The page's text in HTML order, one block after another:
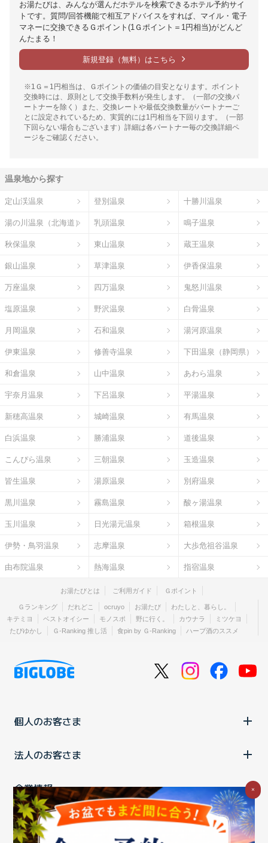
お湯たびは、みんなが選んだホテルを検索できるホテル予約サイ
トです。質問/回答機能で相互アドバイスをすれば、マイル・電子
マネーに交換できるＧポイント(1Ｇポイント＝1円相当)がどんど
んたまる！
新規登録（無料）はこちら
※1Ｇ＝1円相当は、Ｇポイントの価値の目安となります。ポイント
交換時には、原則として交換手数料が発生します。（一部の交換パ
ートナーを除く）また、交換レートや最低交換数量がパートナーご
とに設定されているため、実質的には1円相当を下回ります。（一部
下回らない場合もございます）詳細は各パートナー毎の交換詳細ペ
ージをご確認ください。
温泉地から探す
定山渓温泉 登別温泉 十勝川温泉
湯の川温泉（北海道） 乳頭温泉 鳴子温泉
秋保温泉 東山温泉 蔵王温泉
銀山温泉 草津温泉 伊香保温泉
万座温泉 四万温泉 鬼怒川温泉
塩原温泉 野沢温泉 白骨温泉
月岡温泉 石和温泉 湯河原温泉
伊東温泉 修善寺温泉 下田温泉（静岡県）
和倉温泉 山中温泉 あわら温泉
宇奈月温泉 下呂温泉 平湯温泉
新穂高温泉 城崎温泉 有馬温泉
白浜温泉 勝浦温泉 道後温泉
こんぴら温泉 三朝温泉 玉造温泉
皆生温泉 湯原温泉 別府温泉
黒川温泉 霧島温泉 酸ヶ湯温泉
玉川温泉 日光湯元温泉 箱根温泉
伊勢・鳥羽温泉 志摩温泉 大歩危祖谷温泉
由布院温泉 熱海温泉 指宿温泉
お湯たびとは ご利用ガイド Ｇポイント
Ｇランキング だれどこ ocruyo お湯たび
わたしと、暮らし。
キテミヨ
ベストオイシー モノスポ 野に行く。 カウナラ
ミツケヨ
たびゆかし
Ｇ-Ranking 推し活 食pin by Ｇ-Ranking ハーブ酒のススメ
個人のお客さま
法人のお客さま
企業情報
ご利用中の方
×